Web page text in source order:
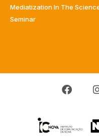
Mediatization In The
Seminar